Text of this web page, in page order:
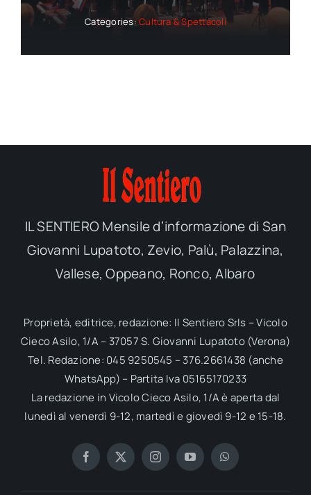
Categories:Cultura & Spettacoli
IL SENTIERO Mensile d’informazione di San
Giovanni Lupatoto, Zevio, Palù, Palazzina,
Vallese, Oppeano, Ronco, Albaro
Proprietà, editrice, redazione: Il Sentiero Srls – Vicolo
Cieco Asilo, 1/A – 37057 S. Giovanni Lupatoto (Verona)
Tel. Redazione: 045 9250545 – 376.2661438 (anche
WhatsApp) – Partita Iva 05165170233
La redazione in Vicolo Cieco Asilo, 1/A è aperta dal
lunedì al venerdì 9-12, martedì e giovedì 9-12 e 15-18.